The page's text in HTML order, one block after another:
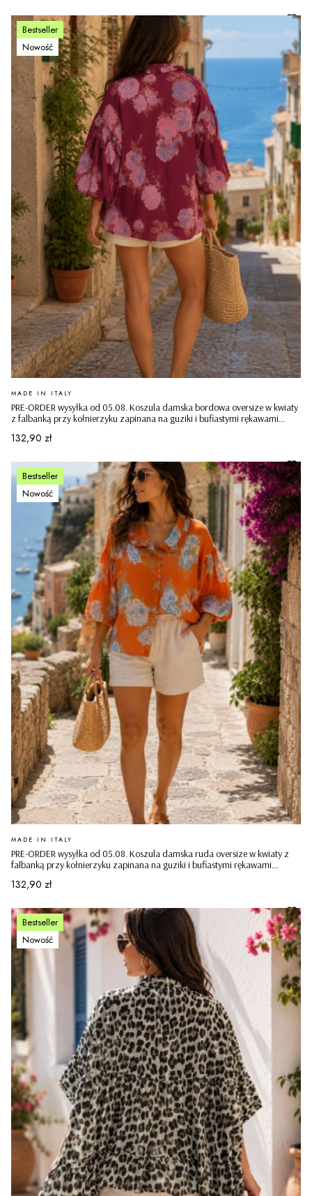
Bestseller
Nowość
PRE-ORDER wysyłka od 05.08. Koszula damska bordowa oversize w kwiaty
z falbanką przy kołnierzyku zapinana na guziki i bufiastymi rękawami
PRODUCENT
MADE IN ITALY
Cena
132,90 zł
Bestseller
Nowość
PRE-ORDER wysyłka od 05.08. Koszula damska ruda oversize w kwiaty z
falbanką przy kołnierzyku zapinana na guziki i bufiastymi rękawami
PRODUCENT
MADE IN ITALY
Cena
132,90 zł
Bestseller
Nowość